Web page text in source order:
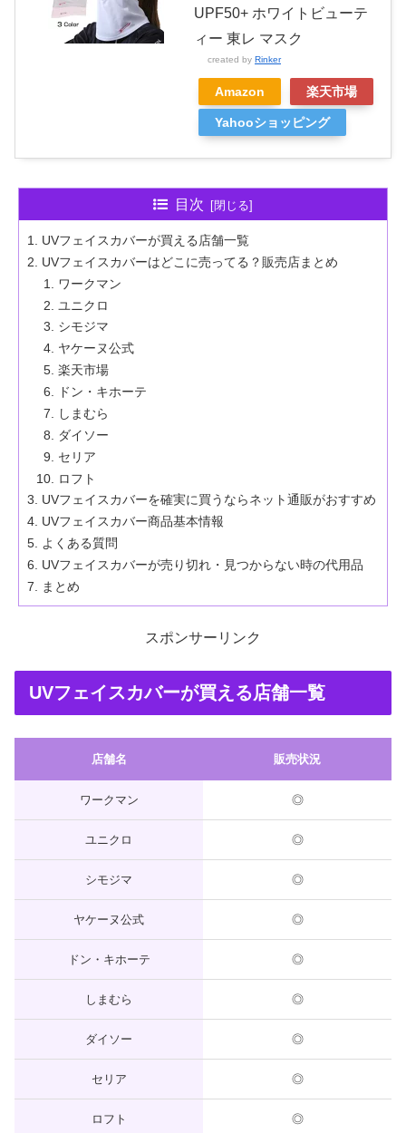
UPF50+ ホワイトビューテ
ィー 東レ マスク
created by Rinker
Amazon 楽天市場
Yahooショッピング
目次
UVフェイスカバーが買える店舗一覧
UVフェイスカバーはどこに売ってる？販売店まとめ
ワークマン
ユニクロ
シモジマ
ヤケーヌ公式
楽天市場
ドン・キホーテ
しまむら
ダイソー
セリア
ロフト
UVフェイスカバーを確実に買うならネット通販がおすすめ
UVフェイスカバー商品基本情報
よくある質問
UVフェイスカバーが売り切れ・見つからない時の代用品
まとめ
スポンサーリンク
UVフェイスカバーが買える店舗一覧
店舗名 販売状況
ワークマン ◎
ユニクロ ◎
シモジマ ◎
ヤケーヌ公式 ◎
ドン・キホーテ ◎
しまむら ◎
ダイソー ◎
セリア ◎
ロフト ◎